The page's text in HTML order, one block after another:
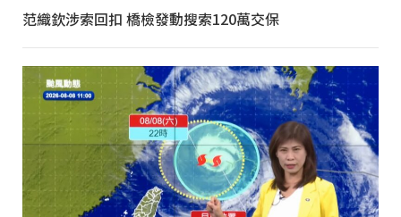
范織欽涉索回扣 橋檢發動搜索120萬交保